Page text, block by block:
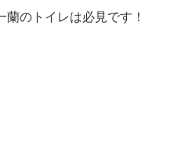
のトイレは必見です！